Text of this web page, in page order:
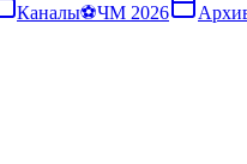
Каналы⚽ЧМ 2026